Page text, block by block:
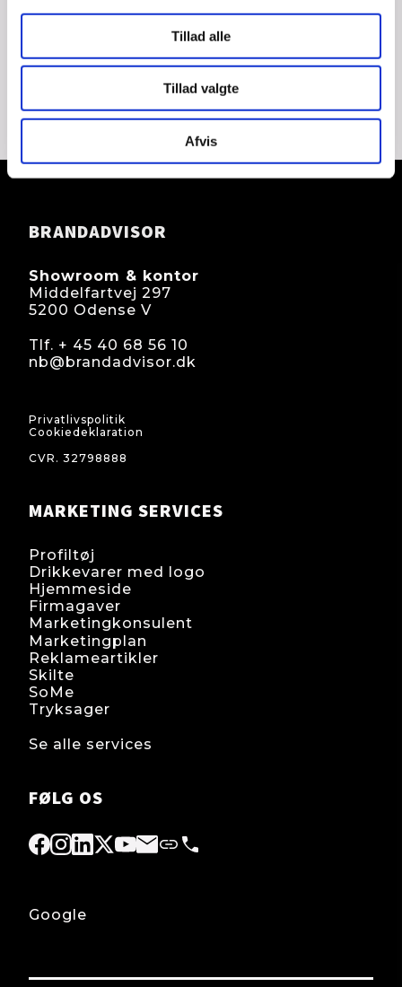
Tillad alle
Tillad valgte
Afvis
nb@brandadvisor.dk
Tlf. 40685610
BRANDADVISOR
Showroom & kontor
Middelfartvej 297
5200 Odense V
Tlf. + 45 40 68 56 10
nb@brandadvisor.dk
Privatlivspolitik
Cookiedeklaration
CVR. 32798888
MARKETING SERVICES
Profiltøj
Drikkevarer med logo
Hjemmeside
Firmagaver
Marketingkonsulent
Marketingplan
Reklameartikler
Skilte
SoMe
Tryksager
Se alle services
FØLG OS
Google